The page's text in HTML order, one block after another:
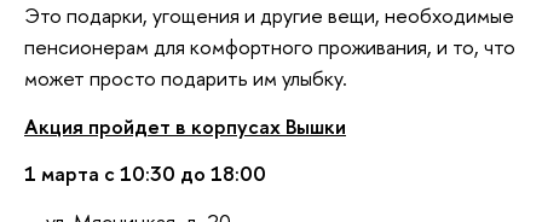
Это подарки, угощения и другие вещи, необходимые
пенсионерам для комфортного проживания, и то, что
может просто подарить им улыбку.
Акция пройдет в корпусах Вышки
1 марта с 10:30 до 18:00